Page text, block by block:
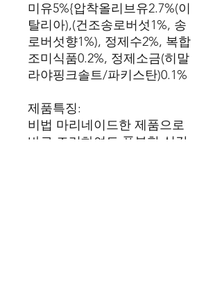
미유5%{압착올리브유2.7%(이
탈리아),(건조송로버섯1%, 송
로버섯향1%), 정제수2%, 복합
조미식품0.2%, 정제소금(히말
라야핑크솔트/파키스탄)0.1%
제품특징:
비법 마리네이드한 제품으로
바로 조리하여도 풍부한 식감